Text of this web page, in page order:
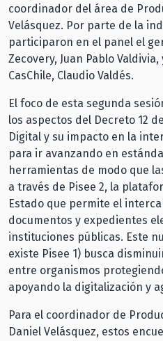
coordinador del área de
Velásquez. Por parte de la
participaron en el panel el
Zecovery, Juan Pablo
CasChile, Claudio Valdés.
El foco de esta segunda
los aspectos del Decreto 12
Digital y su impacto en la
para ir avanzando en
herramientas de modo que
a través de Pisee 2, la
Estado que permite el
documentos y expedientes
instituciones públicas. Este
existe Pisee 1) busca
entre organismos
apoyando la digitalización y
Para el coordinador de
Daniel Velásquez, estos